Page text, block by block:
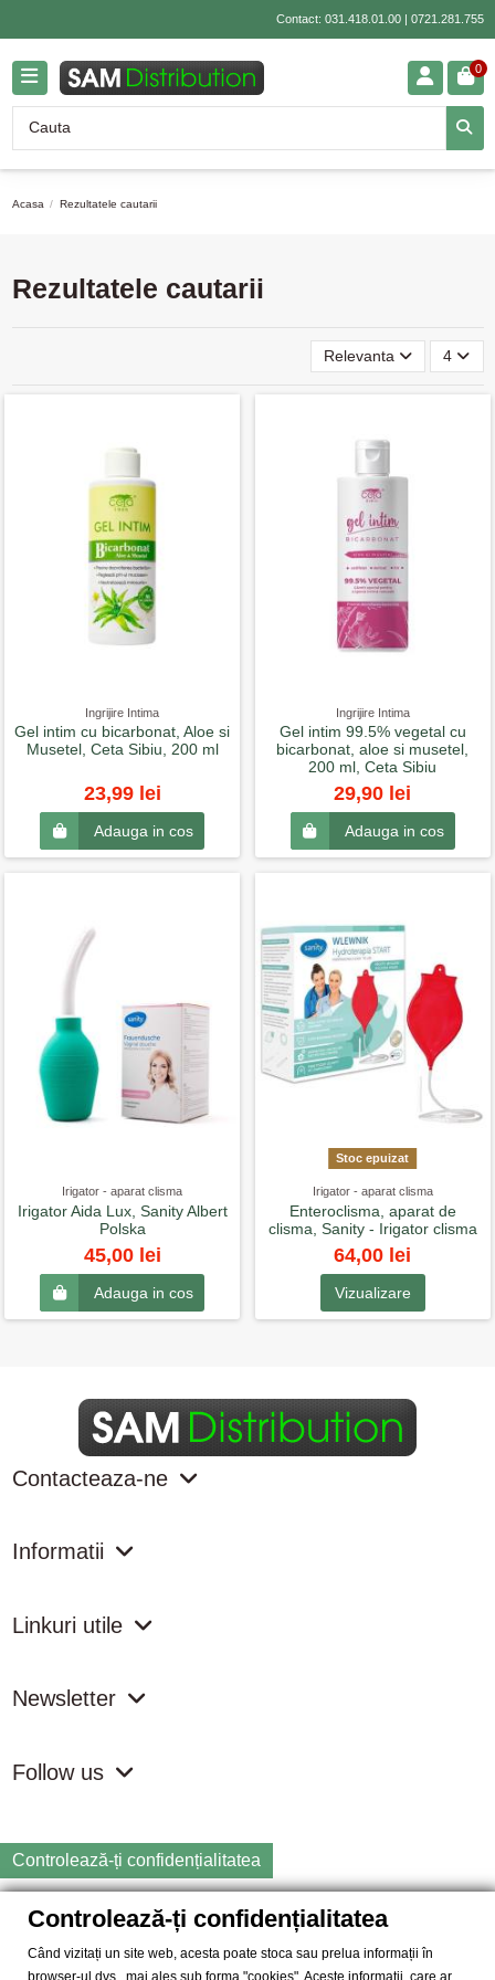
Contact: 031.418.01.00| 0721.281.755
0
Acasa Rezultatele cautarii
Rezultatele cautarii
Relevanta 4
Ingrijire Intima
Gel intim cu bicarbonat, Aloe si
Musetel, Ceta Sibiu, 200 ml
23,99 lei
Adauga in cos
Ingrijire Intima
Gel intim 99.5% vegetal cu
bicarbonat, aloe si musetel,
200 ml, Ceta Sibiu
29,90 lei
Adauga in cos
Irigator - aparat clisma
Irigator Aida Lux, Sanity Albert
Polska
45,00 lei
Adauga in cos
Stoc epuizat
Irigator - aparat clisma
Enteroclisma, aparat de
clisma, Sanity - Irigator clisma
64,00 lei
Vizualizare
Contacteaza-ne
Informatii
Linkuri utile
Newsletter
Follow us
Controlează-ți confidențialitatea
Copyright
2026 samdistribution.ro - Magazin online cu Produse
Controlează-ți confidențialitatea
Când vizitați un site web, acesta poate stoca sau prelua informații în
browser-ul dvs., mai ales sub forma "cookies". Aceste informații, care ar